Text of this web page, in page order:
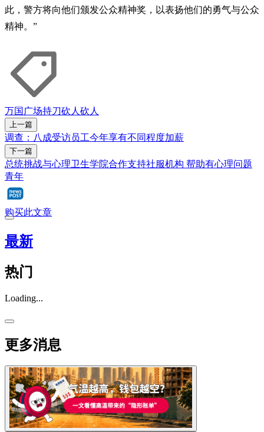
此，警方将向他们颁发公众精神奖，以表扬他们的勇气与公众
精神。”
万国广场持刀砍人 砍人
上一篇
调查：八成受访员工今年享有不同程度加薪
下一篇
总统挑战与心理卫生学院合作支持社服机构 帮助有心理问题
青年
购买此文章
最新
热门
Loading...
更多消息